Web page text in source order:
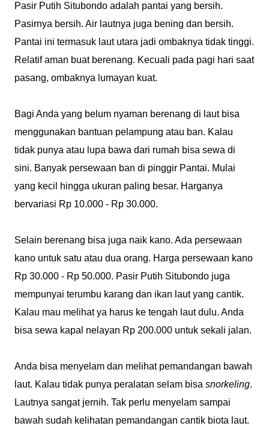
Pasir Putih Situbondo adalah pantai yang bersih.
Pasirnya bersih. Air lautnya juga bening dan bersih.
Pantai ini termasuk laut utara jadi ombaknya tidak tinggi.
Relatif aman buat berenang. Kecuali pada pagi hari saat
pasang, ombaknya lumayan kuat.
Bagi Anda yang belum nyaman berenang di laut bisa
menggunakan bantuan pelampung atau ban. Kalau
tidak punya atau lupa bawa dari rumah bisa sewa di
sini. Banyak persewaan ban di pinggir Pantai. Mulai
yang kecil hingga ukuran paling besar. Harganya
bervariasi Rp 10.000 - Rp 30.000.
Selain berenang bisa juga naik kano. Ada persewaan
kano untuk satu atau dua orang. Harga persewaan kano
Rp 30.000 - Rp 50.000. Pasir Putih Situbondo juga
mempunyai terumbu karang dan ikan laut yang cantik.
Kalau mau melihat ya harus ke tengah laut dulu. Anda
bisa sewa kapal nelayan Rp 200.000 untuk sekali jalan.
Anda bisa menyelam dan melihat pemandangan bawah
laut. Kalau tidak punya peralatan selam bisa snorkeling.
Lautnya sangat jernih. Tak perlu menyelam sampai
bawah sudah kelihatan pemandangan cantik biota laut.